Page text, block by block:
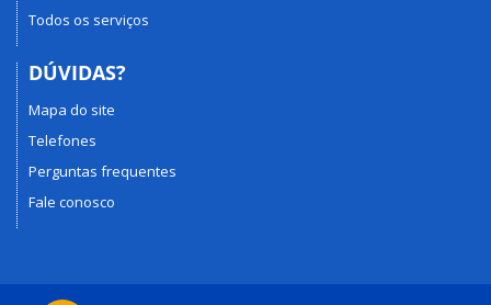
Todos os serviços
DÚVIDAS?
Mapa do site
Telefones
Perguntas frequentes
Fale conosco